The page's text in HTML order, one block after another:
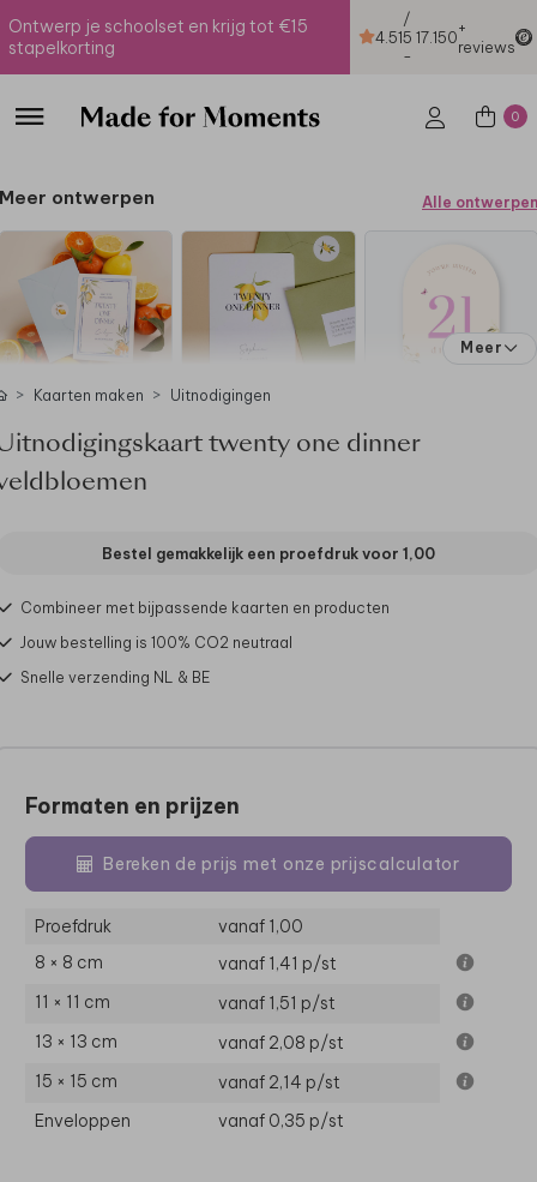
Ontwerp je schoolset en krijg tot €15
stapelkorting
4.51
/
5
-
17.150+
reviews
0
Meer ontwerpen Alle ontwerpen
Meer
Kaarten maken Uitnodigingen
twenty one dinner
Bestel gemakkelijk een proefdruk voor 1,00
Combineer met bijpassende kaarten en producten
Jouw bestelling is 100% CO2 neutraal
Snelle verzending NL & BE
Formaten en prijzen
Bereken de prijs met onze prijscalculator
Proefdruk
vanaf 1,00
8 × 8 cm
vanaf 1,41 p/st
11 × 11 cm
vanaf 1,51 p/st
13 × 13 cm
vanaf 2,08 p/st
15 × 15 cm
vanaf 2,14 p/st
Enveloppen
vanaf 0,35 p/st